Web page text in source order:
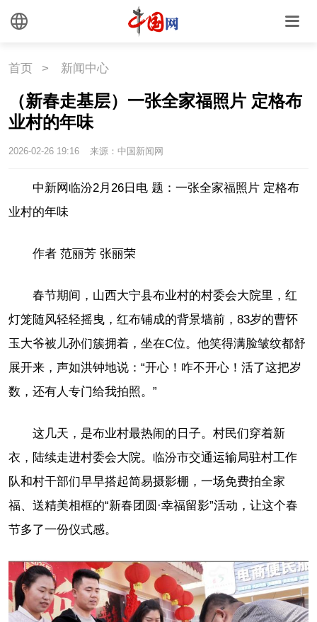
首页 > 新闻中心
（新春走基层）一张全家福照片 定格布
业村的年味
2026-02-26 19:16 来源：中国新闻网
中新网临汾2月26日电 题：一张全家福照片 定格布
业村的年味
作者 范丽芳 张丽荣
春节期间，山西大宁县布业村的村委会大院里，红
灯笼随风轻轻摇曳，红布铺成的背景墙前，83岁的曹怀
玉大爷被儿孙们簇拥着，坐在C位。他笑得满脸皱纹都舒
展开来，声如洪钟地说：“开心！咋不开心！活了这把岁
数，还有人专门给我拍照。”
这几天，是布业村最热闹的日子。村民们穿着新
衣，陆续走进村委会大院。临汾市交通运输局驻村工作
队和村干部们早早搭起简易摄影棚，一场免费拍全家
福、送精美相框的“新春团圆·幸福留影”活动，让这个春
节多了一份仪式感。